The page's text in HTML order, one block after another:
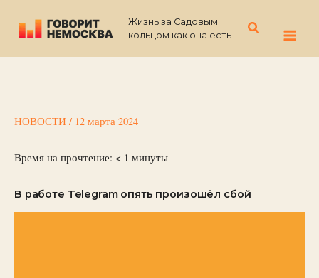
содержимому
Жизнь за Садовым
кольцом как она есть
Поиск
НОВОСТИ / 12 марта 2024
Время на прочтение: < 1 минуты
В работе Telegram опять произошёл сбой